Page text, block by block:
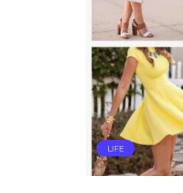
LIFE